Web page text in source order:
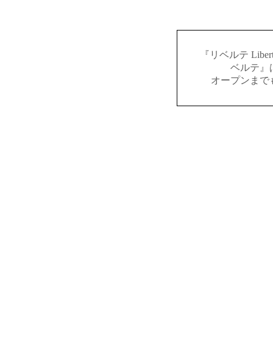
『リベルテ
ベルテ』
オープンまで